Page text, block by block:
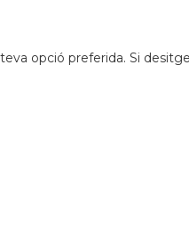
opció preferida. Si